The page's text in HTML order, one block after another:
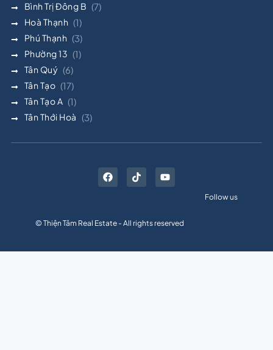
Bình Trị Đông B (7)
Hoà Thạnh (1)
Phú Thạnh (3)
Phường 13 (1)
Tân Quý (6)
Tân Tạo (17)
Tân Tạo A (1)
Tân Thới Hoà (3)
© Thiện Tâm Real Estate - All rights reserved
Follow us